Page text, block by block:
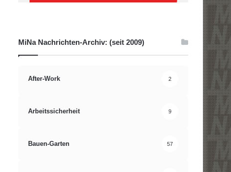
MiNa Nachrichten-Archiv: (seit 2009)
After-Work 2
Arbeitssicherheit 9
Bauen-Garten 57